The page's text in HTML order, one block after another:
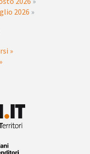
2026 »
»